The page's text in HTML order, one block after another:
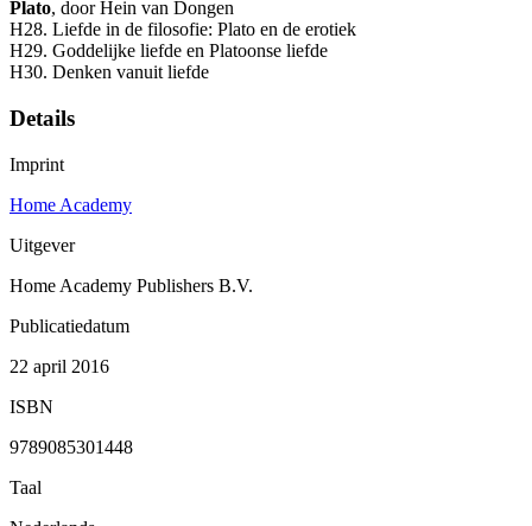
Plato, door Hein van Dongen
H28. Liefde in de filosofie: Plato en de erotiek
H29. Goddelijke liefde en Platoonse liefde
H30. Denken vanuit liefde
Details
Imprint
Home Academy
Uitgever
Home Academy Publishers B.V.
Publicatiedatum
22 april 2016
ISBN
9789085301448
Taal